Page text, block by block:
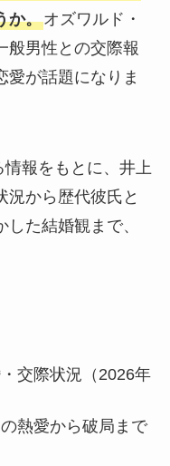
か。オズワルド・
般男性との交際報
愛が話題になりま
報をもとに、井上
況から歴代彼氏と
た結婚観まで、
交際状況（2026年
熱愛から破局まで